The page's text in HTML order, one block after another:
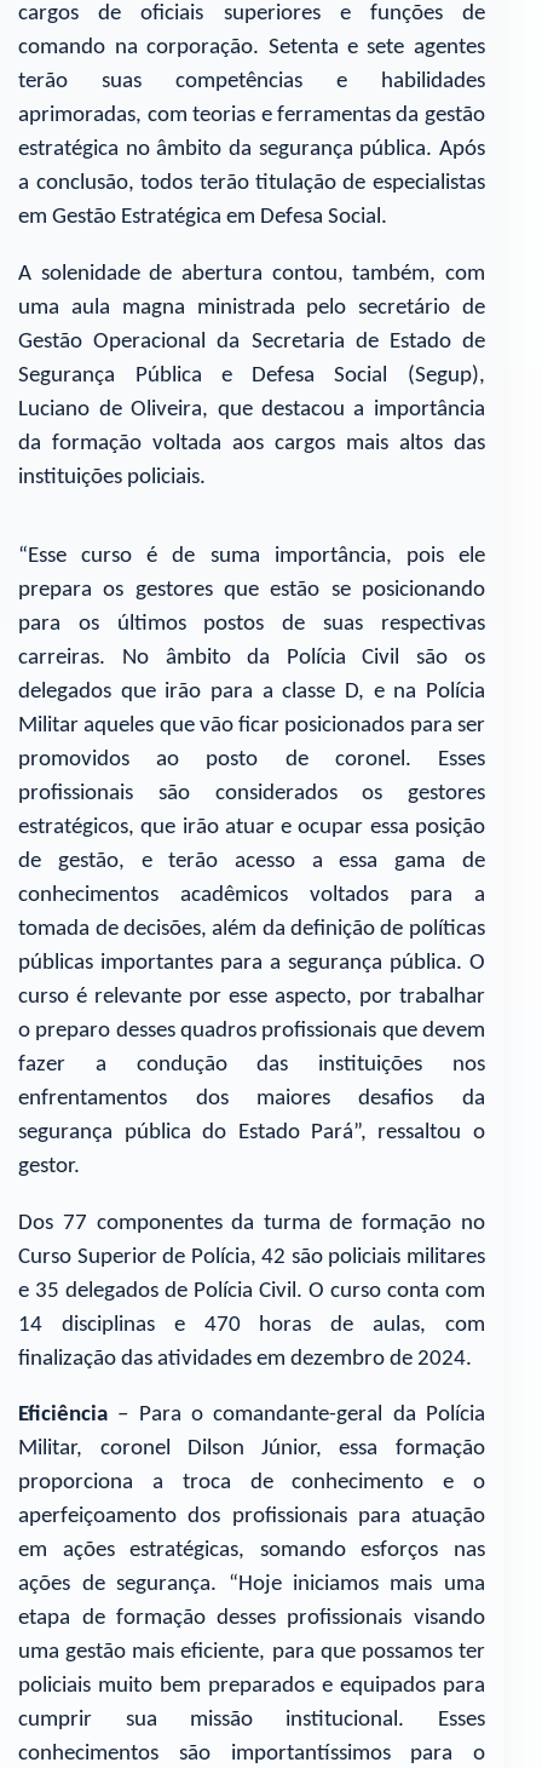
cargos de oficiais superiores e funções de
comando na corporação. Setenta e sete agentes
terão suas competências e habilidades
aprimoradas, com teorias e ferramentas da gestão
estratégica no âmbito da segurança pública. Após
a conclusão, todos terão titulação de especialistas
em Gestão Estratégica em Defesa Social.
A solenidade de abertura contou, também, com
uma aula magna ministrada pelo secretário de
Gestão Operacional da Secretaria de Estado de
Segurança Pública e Defesa Social (Segup),
Luciano de Oliveira, que destacou a importância
da formação voltada aos cargos mais altos das
instituições policiais.
“Esse curso é de suma importância, pois ele
prepara os gestores que estão se posicionando
para os últimos postos de suas respectivas
carreiras. No âmbito da Polícia Civil são os
delegados que irão para a classe D, e na Polícia
Militar aqueles que vão ficar posicionados para ser
promovidos ao posto de coronel. Esses
profissionais são considerados os gestores
estratégicos, que irão atuar e ocupar essa posição
de gestão, e terão acesso a essa gama de
conhecimentos acadêmicos voltados para a
tomada de decisões, além da definição de políticas
públicas importantes para a segurança pública. O
curso é relevante por esse aspecto, por trabalhar
o preparo desses quadros profissionais que devem
fazer a condução das instituições nos
enfrentamentos dos maiores desafios da
segurança pública do Estado Pará”, ressaltou o
gestor.
Dos 77 componentes da turma de formação no
Curso Superior de Polícia, 42 são policiais militares
e 35 delegados de Polícia Civil. O curso conta com
14 disciplinas e 470 horas de aulas, com
finalização das atividades em dezembro de 2024.
Eficiência – Para o comandante-geral da Polícia
Militar, coronel Dilson Júnior, essa formação
proporciona a troca de conhecimento e o
aperfeiçoamento dos profissionais para atuação
em ações estratégicas, somando esforços nas
ações de segurança. “Hoje iniciamos mais uma
etapa de formação desses profissionais visando
uma gestão mais eficiente, para que possamos ter
policiais muito bem preparados e equipados para
cumprir sua missão institucional. Esses
conhecimentos são importantíssimos para o